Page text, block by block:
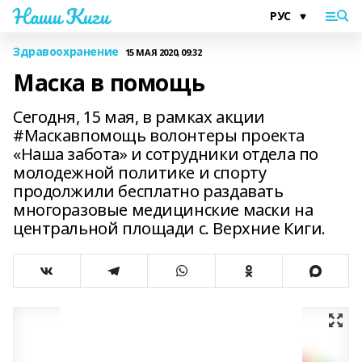
Наши Киги
Здравоохранение 15 МАЯ 2020, 09:32
Маска в помощь
Сегодня, 15 мая, в рамках акции
#Маскавпомощь волонтеры проекта
«Наша забота» и сотрудники отдела по
молодежной политике и спорту
продолжили бесплатно раздавать
многоразовые медицинские маски на
центральной площади с. Верхние Киги.